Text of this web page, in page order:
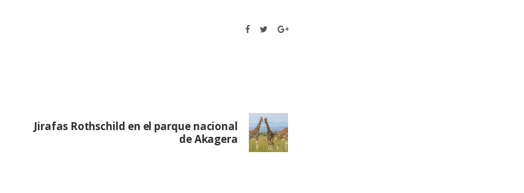
Jirafas Rothschild en el parque nacional
de Akagera